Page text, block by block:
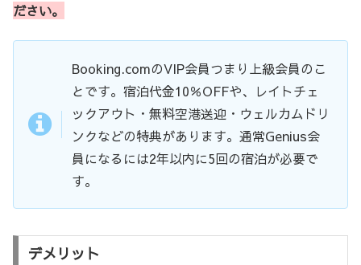
ださい。
Booking.comのVIP会員つまり上級会員のこ
とです。宿泊代金10％OFFや、レイトチェ
ックアウト・無料空港送迎・ウェルカムドリ
ンクなどの特典があります。通常Genius会
員になるには2年以内に5回の宿泊が必要で
す。
デメリット